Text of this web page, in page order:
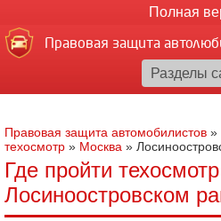
Полная
Правовая защита
Правовая защита автомобилистов »
техосмотр » Москва »
Где пройти
Лосиноостровском